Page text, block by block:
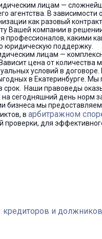
лицам —
агентства. В
как разовый
компании в
профессионалов, какими
юридическую поддержку.
лицам —
цена от количества
условий в
в Екатеринбурге.
срок. Наши правоведы
сегодняшний день норм
бизнеса мы
в арбитражном
для
кредиторов и должников